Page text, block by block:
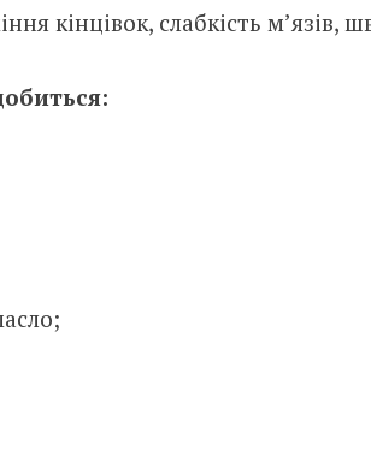
кінцівок, слабкість м’язів,